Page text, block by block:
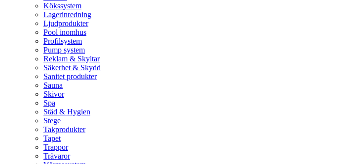
Kökssystem
Lagerinredning
Ljudprodukter
Pool inomhus
Profilsystem
Pump system
Reklam & Skyltar
Säkerhet & Skydd
Sanitet produkter
Sauna
Skivor
Spa
Städ & Hygien
Stege
Takprodukter
Tapet
Trappor
Trävaror